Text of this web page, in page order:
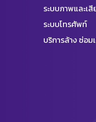
ระบบภาพและเสี
ระบบโทรศัพท์
บริการล้าง ซ่อม